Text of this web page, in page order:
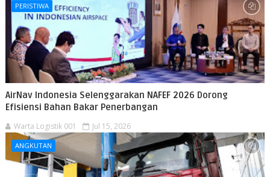
PERISTIWA
AirNav Indonesia Selenggarakan NAFEF 2026 Dorong
Efisiensi Bahan Bakar Penerbangan
Warta Logistik 001 Jul 15, 2026
ANGKUTAN